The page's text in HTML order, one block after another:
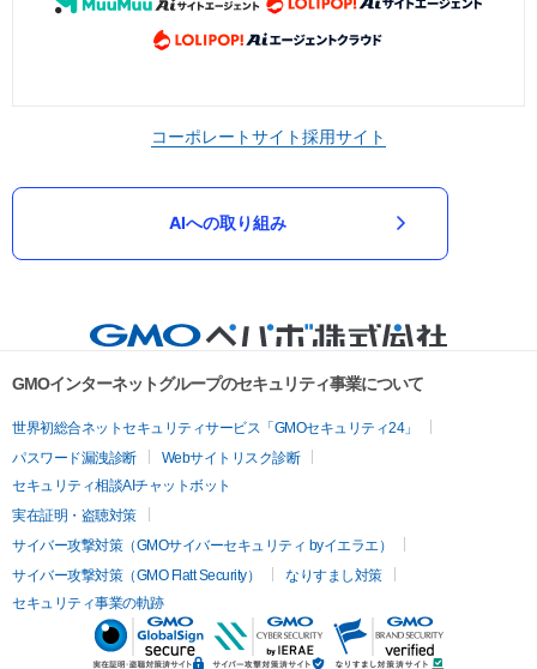
コーポレートサイト採用サイト
AIへの取り組み
GMOインターネットグループのセキュリティ事業について
世界初総合ネットセキュリティサービス「GMOセキュリティ24」
パスワード漏洩診断
Webサイトリスク診断
セキュリティ相談AIチャットボット
実在証明・盗聴対策
サイバー攻撃対策（GMOサイバーセキュリティ byイエラエ）
サイバー攻撃対策（GMO Flatt Security）
なりすまし対策
セキュリティ事業の軌跡